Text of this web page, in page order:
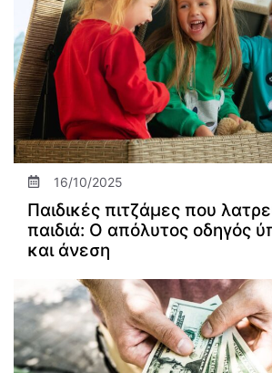
16/10/2025
Παιδικές πιτζάμες που
παιδιά: Ο απόλυτος οδηγός
και άνεση